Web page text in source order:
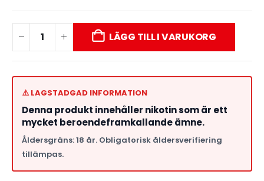
LÄGG TILL I VARUKORG
⚠️ LAGSTADGAD INFORMATION
Denna produkt innehåller nikotin som är ett
mycket beroendeframkallande ämne.
Åldersgräns: 18 år. Obligatorisk åldersverifiering
tillämpas.